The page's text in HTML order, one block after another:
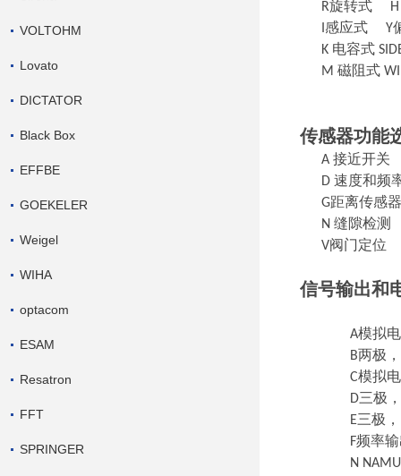
VOLTOHM
Lovato
DICTATOR
Black Box
EFFBE
GOEKELER
Weigel
WIHA
optacom
ESAM
Resatron
FFT
SPRINGER
R旋转式
I感应式 Y
K 电容式
M 磁阻式
传感器功能
A 接近开
D 速度和
G距离传感
N 缝隙检
V阀门定
信号输出和
A模拟
B两极
C模拟
D三极
E三极
F频率
N